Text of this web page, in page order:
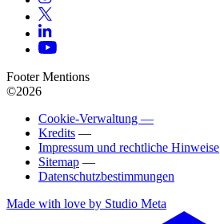
Footer Mentions
©2026
Cookie-Verwaltung —
Kredits —
Impressum und rechtliche Hinweise
Sitemap —
Datenschutzbestimmungen
Made with love by Studio Meta